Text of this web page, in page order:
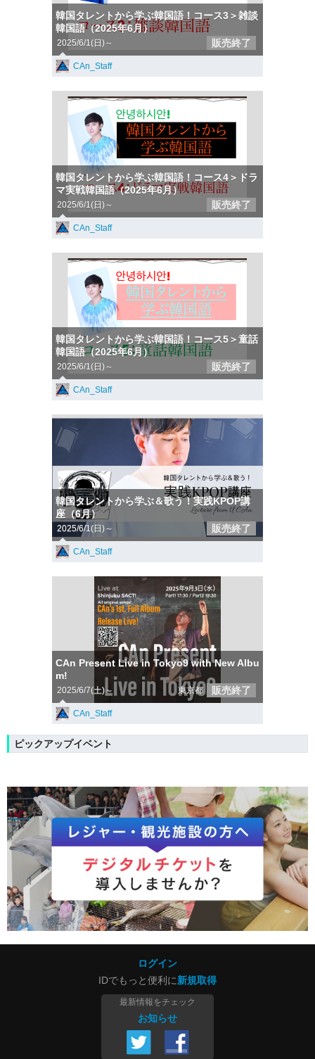
韓国タレントから学ぶ韓国語！コース3＞雑談
韓国語（2025年6月）
2025/6/1(日)～ 販売終了
CAn_Staff
韓国タレントから学ぶ韓国語！コース4＞ドラ
マ実戦韓国語（2025年6月）
2025/6/1(日)～ 販売終了
CAn_Staff
韓国タレントから学ぶ韓国語！コース5＞童話
韓国語（2025年6月）
2025/6/1(日)～ 販売終了
CAn_Staff
韓国タレントから学ぶ＆歌う！実践KPOP講
座（6月）
2025/6/1(日)～ 販売終了
CAn_Staff
CAn Present Live in Tokyo9 with New Albu
m!
2025/6/7(土)～ 東京都 販売終了
CAn_Staff
ピックアップイベント
ログイン
IDでもっと便利に新規取得
最新情報をチェック
お知らせ